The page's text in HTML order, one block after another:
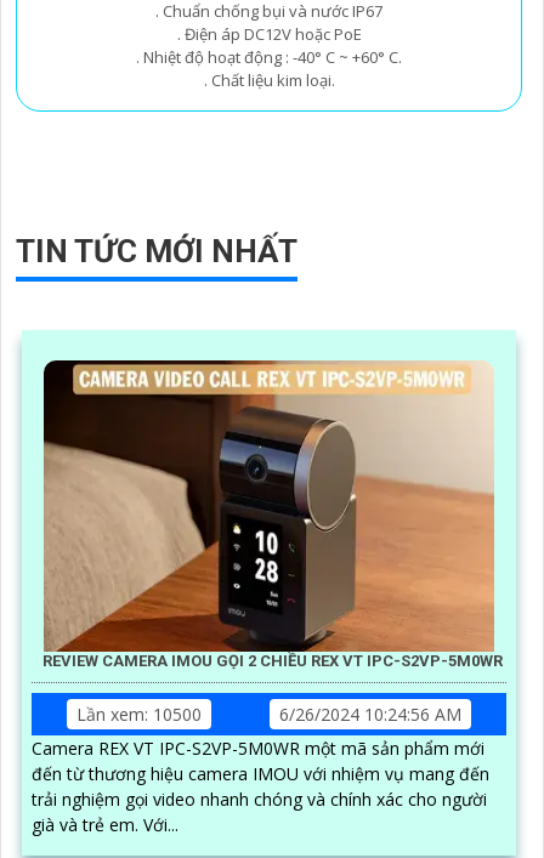
. Chuẩn chống bụi và nước IP67
. Điện áp DC12V hoặc PoE
. Nhiệt độ hoạt động : -40° C ~ +60° C.
. Chất liệu kim loại.
TIN TỨC MỚI NHẤT
REVIEW CAMERA IMOU GỌI 2 CHIỀU REX VT IPC-S2VP-5M0WR
Lần xem: 10500
6/26/2024 10:24:56 AM
Camera REX VT IPC-S2VP-5M0WR một mã sản phẩm mới
đến từ thương hiệu camera IMOU với nhiệm vụ mang đến
trải nghiệm gọi video nhanh chóng và chính xác cho người
già và trẻ em. Với...